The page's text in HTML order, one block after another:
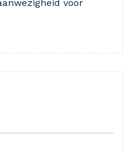
voor